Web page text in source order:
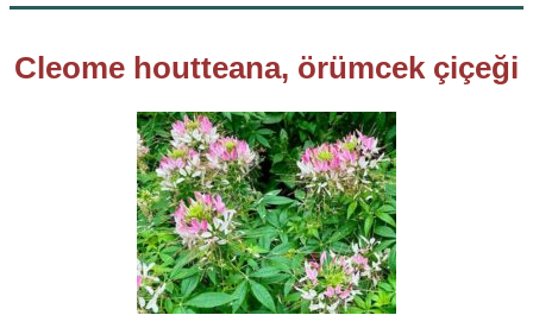
Cleome houtteana, örümcek çiçeği